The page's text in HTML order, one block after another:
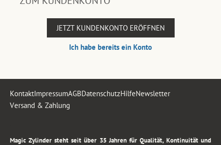
JETZT KUNDENKONTO ERÖFFNEN
Ich habe bereits ein Konto
KontaktImpressumAGBDatenschutzHilfeNewsletter
Versand & Zahlung
Magic Zylinder steht seit über 35 Jahren für Qualität, Kontinuität und